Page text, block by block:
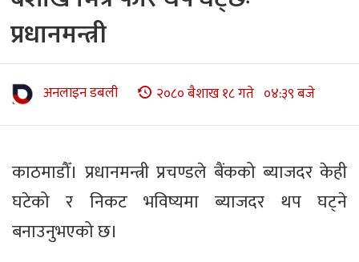
प्रधानमन्त्री
अनलाइन डबली २०८० बैशाख १८ गते ०४:३९ बजे
काठमाडौँ। प्रधानमन्त्री प्रचण्डले बैंकको ब्याजदर केही
घटेको र निकट भविष्यमा ब्याजदर थप घट्ने
बनाउनुभएको छ।